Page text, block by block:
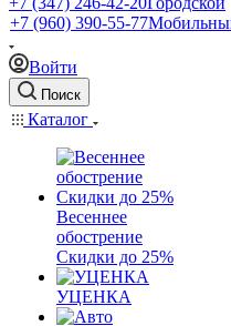
+7 (960) 390-55-77
Войти
Поиск
Каталог
Весеннее
обострение
Скидки до 25%
УЦЕНКА